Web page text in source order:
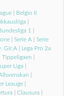
Belgio II
1
Serie A
Serie
Gir.A
Lega Pro 2a
Tippeligaen
Liga
Leauge
Clausura